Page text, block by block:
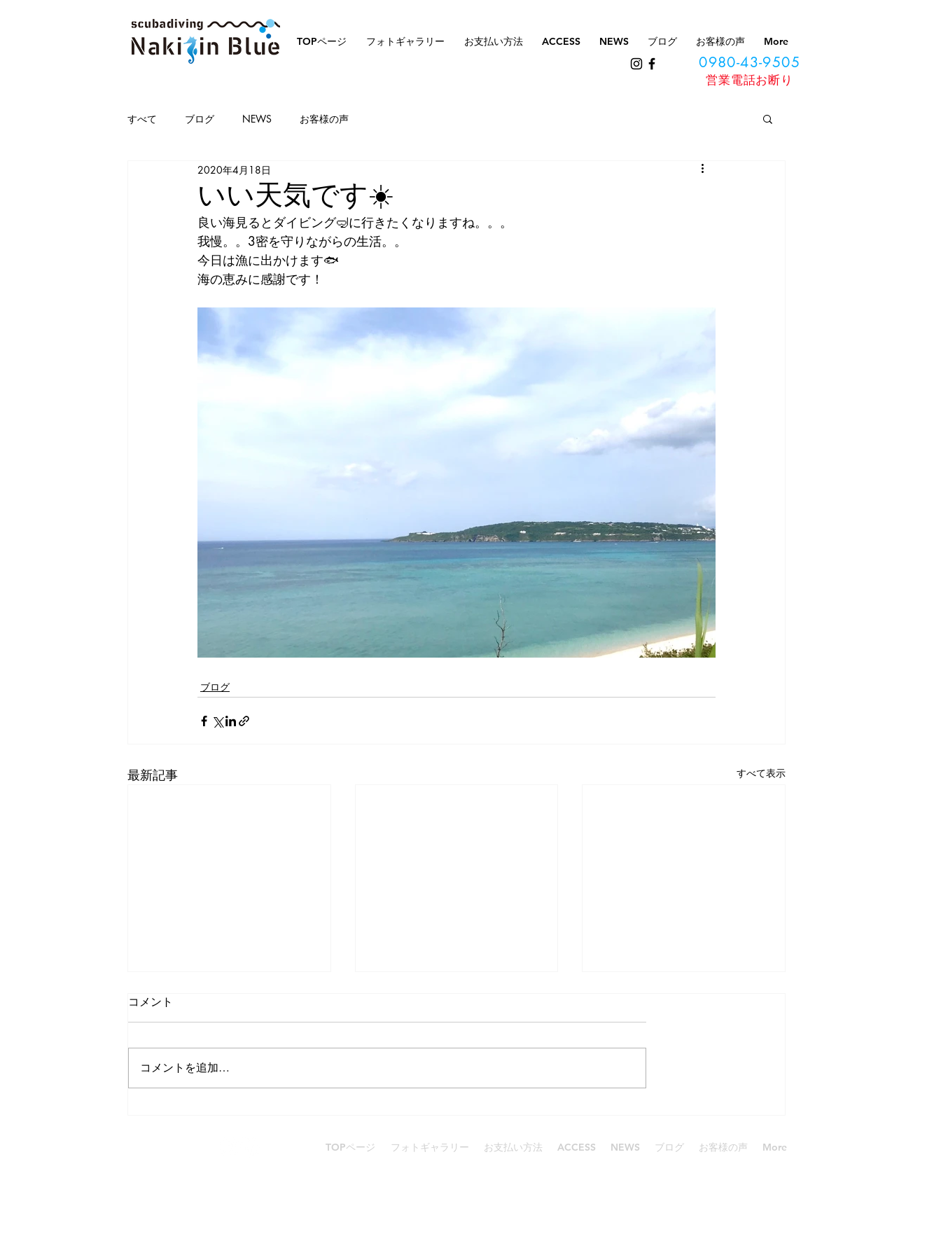
TOPページ フォトギャラリー お支払い方法 ACCESS NEWS ブログ お客様の声 More
0980-43-9505
​営業電話お断り
すべて ブログ NEWS お客様の声
いい天気です☀️
2020年4月18日
良い海見るとダイビング🤿に行きたくなりますね。。。
我慢。。3密を守りながらの生活。。
今日は漁に出かけます🐟
海の恵みに感謝です！
ブログ
最新記事 すべて表示
ダイビングgirl
賑わったGW
コメント
コメントを追加…
TOPページ フォトギャラリー お支払い方法 ACCESS NEWS ブログ お客様の声 More